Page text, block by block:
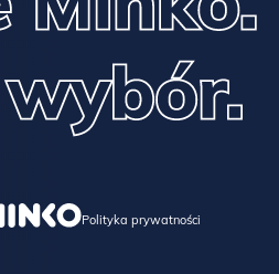
Polityka prywatności